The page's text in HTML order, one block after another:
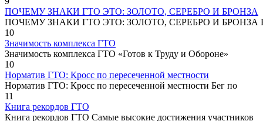
ПОЧЕМУ ЗНАКИ ГТО ЭТО: ЗОЛОТО, СЕРЕБРО И БРОНЗА
ПОЧЕМУ ЗНАКИ ГТО ЭТО: ЗОЛОТО, СЕРЕБРО И БРОНЗА В
10
Значимость комплекса ГТО
Значимость комплекса ГТО «Готов к Труду и Обороне»
10
Норматив ГТО: Кросс по пересеченной местности
Норматив ГТО: Кросс по пересеченной местности Бег по
11
Книга рекордов ГТО
Книга рекордов ГТО Самые высокие достижения участников